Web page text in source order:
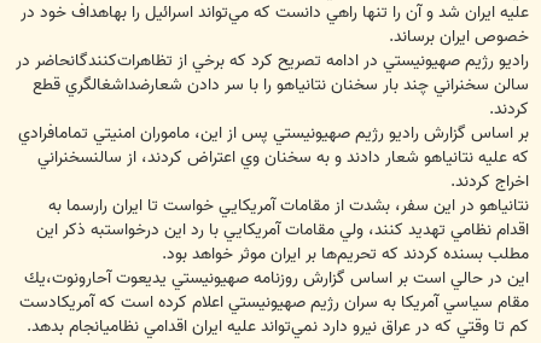
عليه ايران شد و آن را تنها راهي دانست كه مي‌تواند اسرائيل را بهاهداف خود در
خصوص ايران برساند.
راديو رژيم صهيونيستي در ادامه تصريح كرد كه برخي از تظاهرات‌كنندگانحاضر در
سالن سخنراني چند بار سخنان نتانياهو را با سر دادن شعارضداشغالگري قطع
كردند.
بر اساس گزارش راديو رژيم صهيونيستي پس از اين، ماموران امنيتي تمامافرادي
كه عليه نتانياهو شعار دادند و به سخنان وي اعتراض كردند، از سالنسخنراني
اخراج كردند.
نتانياهو در اين سفر، بشدت از مقامات آمريكايي خواست تا ايران رارسما به
اقدام نظامي تهديد كنند، ولي مقامات آمريكايي با رد اين درخواستبه ذكر اين
مطلب بسنده كردند كه تحريم‌ها بر ايران موثر خواهد بود.
اين در حالي است بر اساس گزارش روزنامه صهيونيستي يديعوت آحارونوت،يك
مقام سياسي آمريكا به سران رژيم صهيونيستي اعلام كرده است كه آمريكادست
كم تا وقتي كه در عراق نيرو دارد نمي‌تواند عليه ايران اقدامي نظاميانجام بدهد.